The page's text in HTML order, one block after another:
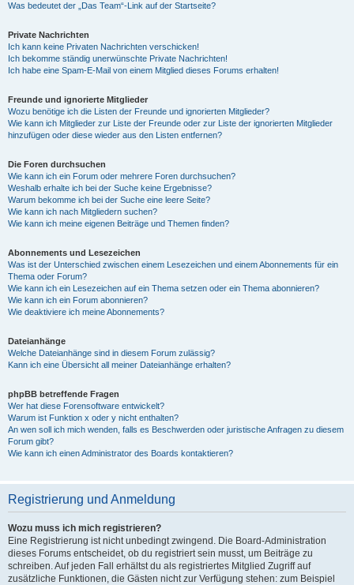
Was bedeutet der „Das Team“-Link auf der Startseite?
Private Nachrichten
Ich kann keine Privaten Nachrichten verschicken!
Ich bekomme ständig unerwünschte Private Nachrichten!
Ich habe eine Spam-E-Mail von einem Mitglied dieses Forums erhalten!
Freunde und ignorierte Mitglieder
Wozu benötige ich die Listen der Freunde und ignorierten Mitglieder?
Wie kann ich Mitglieder zur Liste der Freunde oder zur Liste der ignorierten Mitglieder
hinzufügen oder diese wieder aus den Listen entfernen?
Die Foren durchsuchen
Wie kann ich ein Forum oder mehrere Foren durchsuchen?
Weshalb erhalte ich bei der Suche keine Ergebnisse?
Warum bekomme ich bei der Suche eine leere Seite?
Wie kann ich nach Mitgliedern suchen?
Wie kann ich meine eigenen Beiträge und Themen finden?
Abonnements und Lesezeichen
Was ist der Unterschied zwischen einem Lesezeichen und einem Abonnements für ein
Thema oder Forum?
Wie kann ich ein Lesezeichen auf ein Thema setzen oder ein Thema abonnieren?
Wie kann ich ein Forum abonnieren?
Wie deaktiviere ich meine Abonnements?
Dateianhänge
Welche Dateianhänge sind in diesem Forum zulässig?
Kann ich eine Übersicht all meiner Dateianhänge erhalten?
phpBB betreffende Fragen
Wer hat diese Forensoftware entwickelt?
Warum ist Funktion x oder y nicht enthalten?
An wen soll ich mich wenden, falls es Beschwerden oder juristische Anfragen zu diesem
Forum gibt?
Wie kann ich einen Administrator des Boards kontaktieren?
Registrierung und Anmeldung
Wozu muss ich mich registrieren?
Eine Registrierung ist nicht unbedingt zwingend. Die Board-Administration
dieses Forums entscheidet, ob du registriert sein musst, um Beiträge zu
schreiben. Auf jeden Fall erhältst du als registriertes Mitglied Zugriff auf
zusätzliche Funktionen, die Gästen nicht zur Verfügung stehen: zum Beispiel